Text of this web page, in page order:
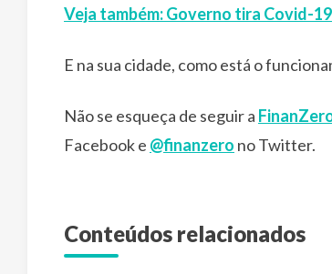
Veja também: Governo tira Covid-
E na sua cidade, como está o
Não se esqueça de seguir a
Facebook e @finanzero no Twitter.
Conteúdos relacionados